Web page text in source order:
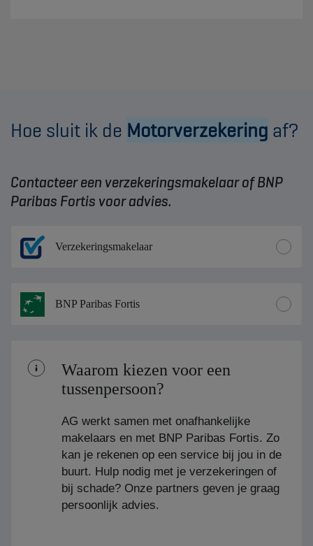
Hoe sluit ik de Motorverzekering af?